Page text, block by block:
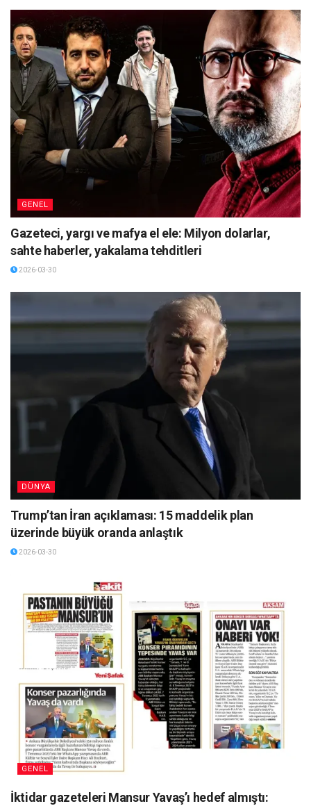
GENEL
Gazeteci, yargı ve mafya el ele: Milyon dolarlar,
sahte haberler, yakalama tehditleri
2026-03-30
DÜNYA
Trump’tan İran açıklaması: 15 maddelik plan
üzerinde büyük oranda anlaştık
2026-03-30
GENEL
İktidar gazeteleri Mansur Yavaş’ı hedef almıştı: